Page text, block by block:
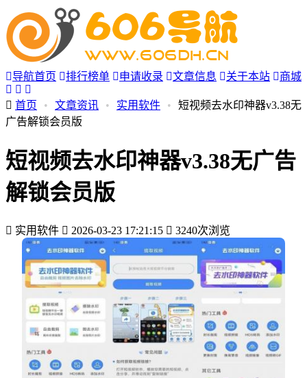
导航首页 排行榜单 申请收录 文章信息 关于本站 商城
首页 • 文章资讯 • 实用软件 •
短视频去水印神器v3.38无
广告解锁会员版
短视频去水印神器v3.38无广告
解锁会员版
实用软件 2026-03-23 17:21:15 3240次浏览